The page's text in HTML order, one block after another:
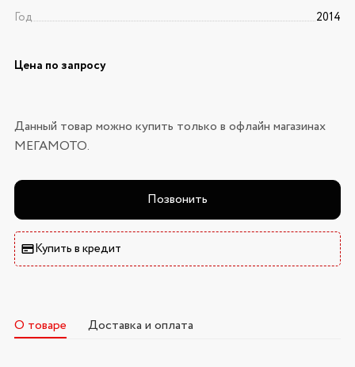
Год
2014
Цена по запросу
Данный товар можно купить только в офлайн магазинах
МЕГАМОТО.
Позвонить
Купить в кредит
О товаре Доставка и оплата